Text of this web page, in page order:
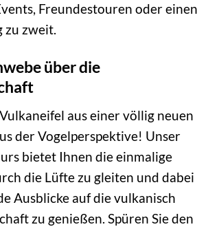
Freundestouren oder einen
zu zweit.
über die
aus einer völlig neuen
der Vogelperspektive! Unser
bietet Ihnen die einmalige
die Lüfte zu gleiten und dabei
Ausblicke auf die vulkanisch
zu genießen. Spüren Sie den